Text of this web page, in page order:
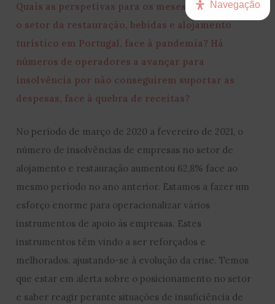
Quais as perspetivas para os meses de verão para
o setor da restauração, bebidas e alojamento
turístico em Portugal, face à pandemia? Há
números de operadores a avançar para
insolvência por não conseguirem suportar as
despesas, face à quebra de receitas?
No período de março de 2020 a fevereiro de 2021, o
número de insolvências de empresas no setor de
alojamento e restauração aumentou 62,8% face ao
mesmo período no ano anterior. Estamos a fazer um
esforço enorme para operacionalizar vários
instrumentos de apoio às empresas. Estes
instrumentos têm vindo a ser reforçados e
melhorados, ajustando-se à evolução da crise. Temos
que estar em alerta sobre o posicionamento no setor
e saber reagir perante situações de insuficiência de
Navegação